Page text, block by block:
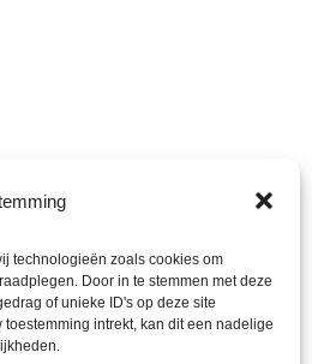
technologieën zoals cookies om
Door in te stemmen met deze
of unieke ID's op deze site
intrekt, kan dit een nadelige